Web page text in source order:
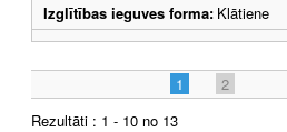
Izglītības ieguves forma: Klātiene
1 2
Rezultāti : 1 - 10 no 13